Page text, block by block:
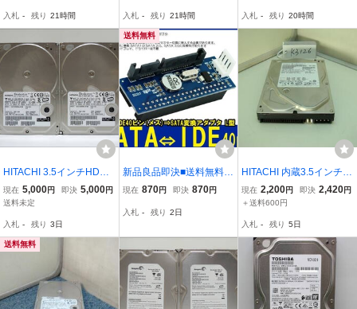
入札 - 残り 21時間
パ設定有
入札 - 残り 21時間 入札 - 残り 20時間
HITACHI 3.5インチHDD
HDS725050KLAT80 500
GB IDE 2台セット #1485
現在 5,000円 即決 5,000円
送料未定
入札 - 残り 3日
送料無料
新品良品即決■送料無料 I
DE40pin→SATA 変換アダ
イブサポートata 100/133
現在 870円 即決 870円
入札 - 残り 2日
HITACHI 内蔵3.5インチ H
DD/500GB/HDP725050G
LAT80/IDE 接続「Crystal
現在 2,200円 即決 2,420円
＋送料600円
入札 - 残り 5日
送料無料